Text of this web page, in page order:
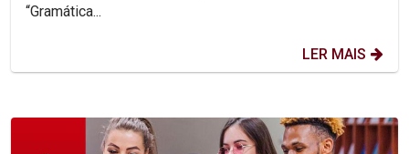
“Gramática...
LER MAIS